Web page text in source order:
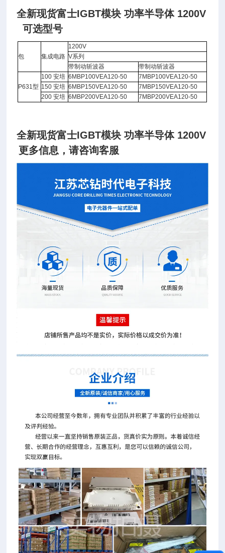
全新现货富士IGBT模块 功率半导体 1200V
可选型号
包 集成电路
1200V
V系列
带制动斩波器
带制动斩波器
P631型
100 安培 6MBP100VEA120-50
7MBP100VEA120-50
150 安培 6MBP150VEA120-50
7MBP150VEA120-50
200 安培 6MBP200VEA120-50 7MBP200VEA120-50
全新现货富士IGBT模块 功率半导体 1200V
更多信息，请咨询客服